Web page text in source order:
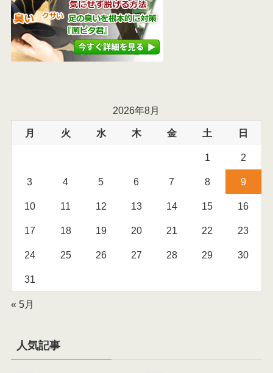
2026年8月
月 火 水 木 金 土 日
1 2
3 4 5 6 7 8 9
10 11 12 13 14 15 16
17 18 19 20 21 22 23
24 25 26 27 28 29 30
31
« 5月
人気記事